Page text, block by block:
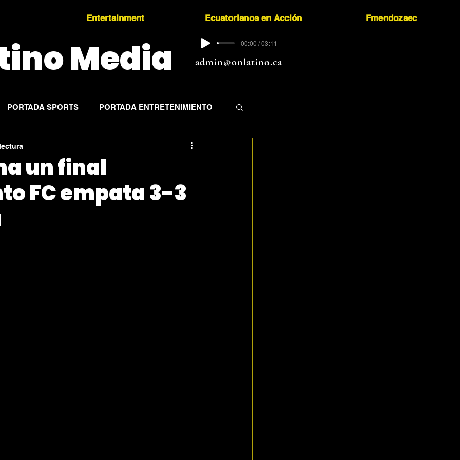
Entertainment Ecuatorianos en Acción Fmendozaec
Media admin@onlatino.ca
00:00 / 03:11
PORTADA SPORTS PORTADA ENTRETENIMIENTO
un final
FC empata 3-3